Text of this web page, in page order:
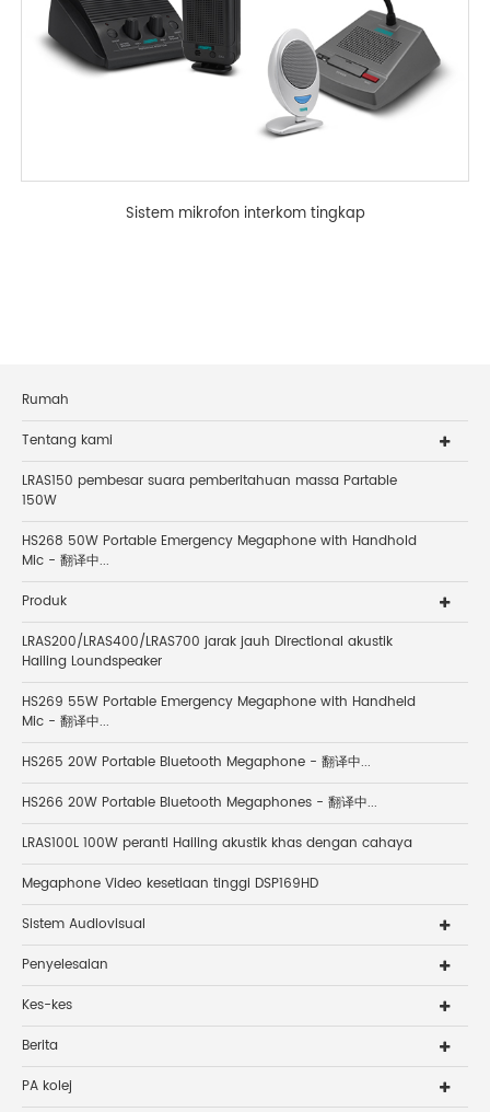
Sistem mikrofon interkom tingkap
Rumah
Tentang kami
LRAS150 pembesar suara pemberitahuan massa Partable
150W
HS268 50W Portable Emergency Megaphone with Handhold
Mic - 翻译中...
Produk
LRAS200/LRAS400/LRAS700 jarak jauh Directional akustik
Hailing Loundspeaker
HS269 55W Portable Emergency Megaphone with Handheld
Mic - 翻译中...
HS265 20W Portable Bluetooth Megaphone - 翻译中...
HS266 20W Portable Bluetooth Megaphones - 翻译中...
LRAS100L 100W peranti Hailing akustik khas dengan cahaya
Megaphone Video kesetiaan tinggi DSP169HD
Sistem Audiovisual
Penyelesaian
Kes-kes
Berita
PA kolej